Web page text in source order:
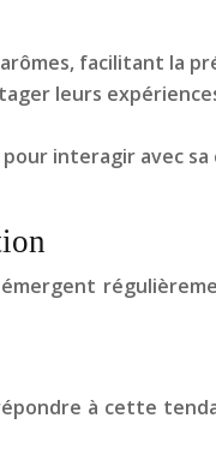
facilitant la
leurs
interagir avec
à cette